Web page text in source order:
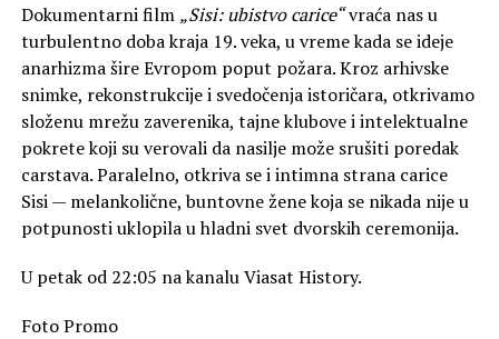
Dokumentarni film „Sisi: ubistvo carice“vraća nas u
turbulentno doba kraja 19. veka, u vreme kada se ideje
anarhizma šire Evropom poput požara. Kroz arhivske
snimke, rekonstrukcije i svedočenja istoričara, otkrivamo
složenu mrežu zaverenika, tajne klubove i intelektualne
pokrete koji su verovali da nasilje može srušiti poredak
carstava. Paralelno, otkriva se i intimna strana carice
Sisi — melankolične, buntovne žene koja se nikada nije u
potpunosti uklopila u hladni svet dvorskih ceremonija.
U petak od 22:05 na kanalu Viasat History.
Foto Promo